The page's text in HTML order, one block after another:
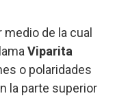
de la cual
Viparita
o polaridades
la parte superior